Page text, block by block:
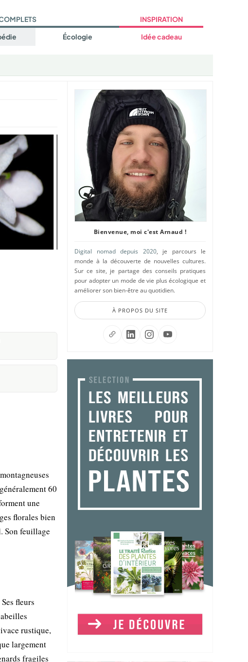
Écologie
INSPIRATION
Idée cadeau
60
une
florales bien
Son feuillage
fleurs
rustique,
largement
fragiles
Bienvenue, moi c'est Arnaud !
Digital nomad depuis 2020, je parcours le
monde à la découverte de nouvelles cultures.
Sur ce site, je partage des conseils pratiques
pour adopter un mode de vie plus écologique et
améliorer son bien-être au quotidien.
À PROPOS DU SITE